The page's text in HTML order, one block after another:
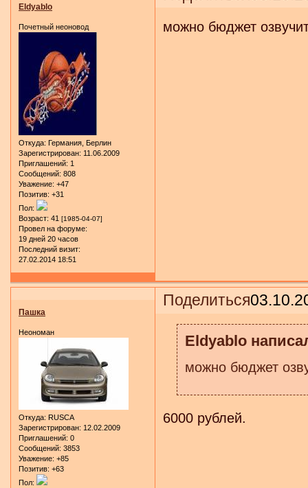
Eldyablo
Почетный неоновод
Откуда: Германия, Берлин
Зарегистрирован: 11.06.2009
Приглашений: 1
Сообщений: 808
Уважение: +47
Позитив: +31
Пол:
Возраст: 41 [1985-04-07]
Провел на форуме:
19 дней 20 часов
Последний визит:
27.02.2014 18:51
можно бюджет
Поделиться
Пашка
Неономан
Откуда: RUSCA
Зарегистрирован: 12.02.2009
Приглашений: 0
Сообщений: 3853
Уважение: +85
Позитив: +63
Пол:
Eldyablo
можно бюджет
6000 рублей.